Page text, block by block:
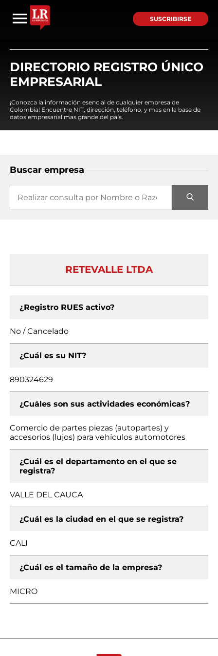
SUSCRIBIRSE
DIRECTORIO REGISTRO ÚNICO
EMPRESARIAL
¡Conozca la información esencial de cualquier empresa de
Colombia! Encuentre NIT, dirección, teléfono, y mas en la base de
datos empresarial mas grande del país.
Buscar empresa
RETEVALLE LTDA
¿Registro RUES activo?
No / Cancelado
¿Cuál es su NIT?
890324629
¿Cuáles son sus actividades económicas?
Comercio de partes piezas (autopartes) y
accesorios (lujos) para vehículos automotores
¿Cuál es el departamento en el que se
registra?
VALLE DEL CAUCA
¿Cuál es la ciudad en el que se registra?
CALI
¿Cuál es el tamaño de la empresa?
MICRO